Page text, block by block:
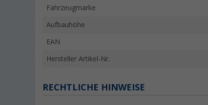
Fahrzeugmarke
Aufbauhöhe
EAN
Hersteller Artikel-Nr.
RECHTLICHE HINWEISE